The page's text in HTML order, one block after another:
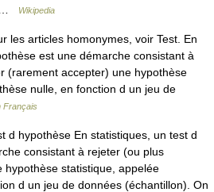
…
Wikipedia
les articles homonymes, voir Test. En
est une démarche consistant à
(rarement accepter) une hypothèse
nulle, en fonction d un jeu de
Français
d hypothèse En statistiques, un test d
consistant à rejeter (ou plus
hypothèse statistique, appelée
d un jeu de données (échantillon). On